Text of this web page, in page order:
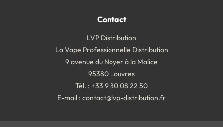
Contact
LVP Distribution
La Vape Professionnelle Distribution
9 avenue du Noyer à la Malice
95380 Louvres
Tél. : +33 9 80 08 22 50
E-mail : contact@lvp-distribution.fr